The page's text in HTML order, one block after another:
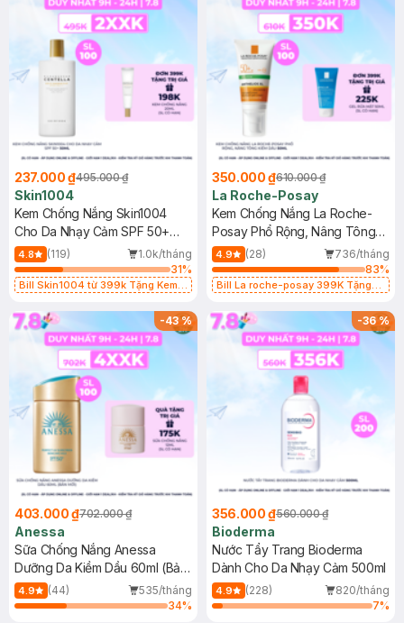
237.000 ₫495.000 ₫
Skin1004
Kem Chống Nắng Skin1004
Cho Da Nhạy Cảm SPF 50+
50ml
4.8 (119)
1.0k/tháng
31%
Bill Skin1004 từ 399k Tặng Kem
SPF 50+ 20ml (SL Có Hạn)
350.000 ₫610.000 ₫
La Roche-Posay
Kem Chống Nắng La Roche-
Posay Phổ Rộng, Nâng Tông
Kiềm Dầu 50ml
4.9 (28)
736/tháng
83%
Bill La roche-posay 399K Tặng
(SL có hạn)
-43%
403.000 ₫702.000 ₫
Anessa
Sữa Chống Nắng Anessa
Dưỡng Da Kiềm Dầu 60ml (Bản
Mới)
4.9 (44)
535/tháng
34%
-36%
356.000 ₫560.000 ₫
Bioderma
Nước Tẩy Trang Bioderma
Dành Cho Da Nhạy Cảm 500ml
4.9 (228)
820/tháng
7%